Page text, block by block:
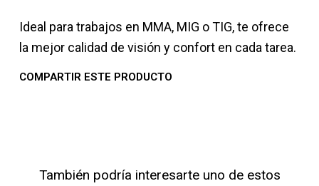
Ideal para trabajos en MMA, MIG o TIG, te ofrece
la mejor calidad de visión y confort en cada tarea.
COMPARTIR ESTE PRODUCTO
También podría interesarte uno de estos